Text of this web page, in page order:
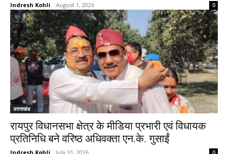
Indresh Kohli - August 1, 2026 0
उत्तराखंड
रायपुर विधानसभा क्षेत्र के मीडिया प्रभारी एवं विधायक
प्रतिनिधि बने वरिष्ठ अधिवक्ता एन.के. गुसाईं
Indresh Kohli - July 31, 2026 0